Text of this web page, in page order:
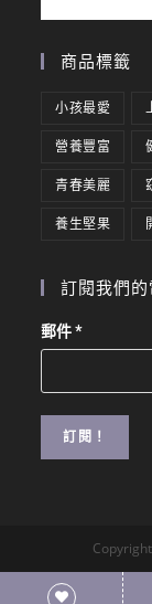
商品標籤
小孩最愛
營養豐富
青春美麗
養生堅果
訂閱我們
郵件*